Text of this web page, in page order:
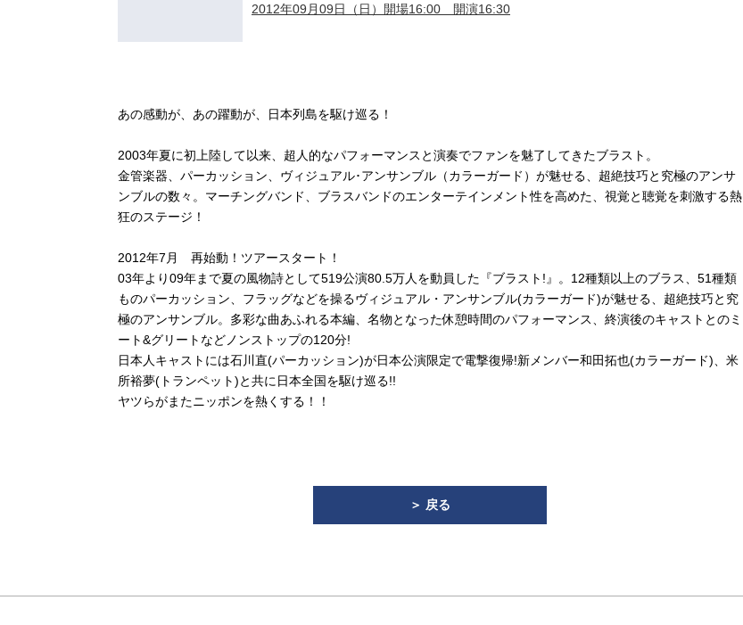
2012年09月09日（日）開場16:00 開演16:30
あの感動が、あの躍動が、日本列島を駆け巡る！
2003年夏に初上陸して以来、超人的なパフォーマンスと演奏でファンを魅了してきたブラスト。
金管楽器、パーカッション、ヴィジュアル･アンサンブル（カラーガード）が魅せる、超絶技巧と究極のアンサ
ンブルの数々。マーチングバンド、ブラスバンドのエンターテインメント性を高めた、視覚と聴覚を刺激する熱
狂のステージ！
2012年7月 再始動！ツアースタート！
03年より09年まで夏の風物詩として519公演80.5万人を動員した『ブラスト!』。12種類以上のブラス、51種類
ものパーカッション、フラッグなどを操るヴィジュアル・アンサンブル(カラーガード)が魅せる、超絶技巧と究
極のアンサンブル。多彩な曲あふれる本編、名物となった休憩時間のパフォーマンス、終演後のキャストとのミ
ート&グリートなどノンストップの120分!
日本人キャストには石川直(パーカッション)が日本公演限定で電撃復帰!新メンバー和田拓也(カラーガード)、米
所裕夢(トランペット)と共に日本全国を駆け巡る!!
ヤツらがまたニッポンを熱くする！！
＞ 戻る